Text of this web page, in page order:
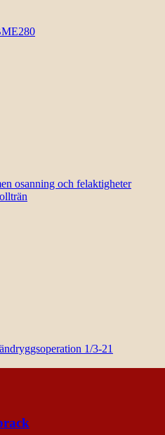
osanning och felaktigheter
1/3-21